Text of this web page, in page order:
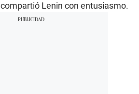
compartió Lenin con entusiasmo.